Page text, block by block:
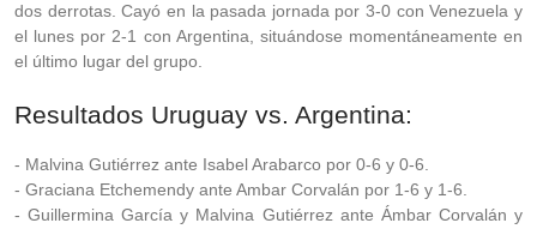
dos derrotas. Cayó en la pasada jornada por 3-0 con Venezuela y
el lunes por 2-1 con Argentina, situándose momentáneamente en
el último lugar del grupo.
Resultados Uruguay vs. Argentina:
- Malvina Gutiérrez ante Isabel Arabarco por 0-6 y 0-6.
- Graciana Etchemendy ante Ambar Corvalán por 1-6 y 1-6.
- Guillermina García y Malvina Gutiérrez ante Ámbar Corvalán y